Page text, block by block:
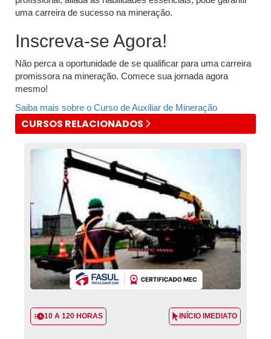
uma carreira de sucesso na mineração.
Inscreva-se Agora!
Não perca a oportunidade de se qualificar para uma carreira
promissora na mineração. Comece sua jornada agora
mesmo!
Saiba mais sobre o Curso de Auxiliar de Mineração
CURSOS RELACIONADOS
10 A 120 HORAS INÍCIO IMEDIATO